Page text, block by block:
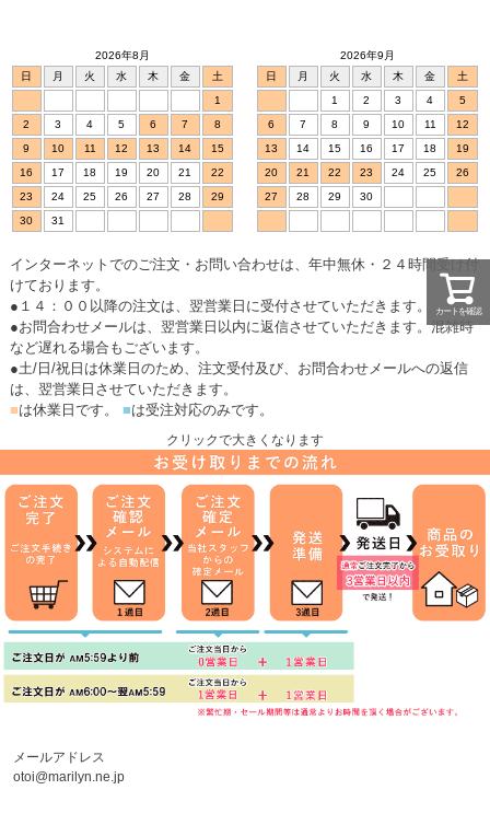
カートを確認
2026年8月
日
月 火 水 木 金
土
1
2
3 4 5 6 7
8
9
10 11 12 13 14
15
16
17 18 19 20 21
22
23
24 25 26 27 28
29
30
31
2026年9月
日
月 火 水 木 金
土
1
2 3 4
5
6
7 8 9 10 11
12
13
14 15 16 17 18
19
20
21 22 23 24 25
26
27
28 29 30
インターネットでのご注文・お問い合わせは、年中無休・２４時間受け付
けております。
●１４：００以降の注文は、翌営業日に受付させていただきます。
●お問合わせメールは、翌営業日以内に返信させていただきます。混雑時
など遅れる場合もございます。
●土/日/祝日は休業日のため、注文受付及び、お問合わせメールへの返信
は、翌営業日させていただきます。
■は休業日です。 ■は受注対応のみです。
クリックで大きくなります
メールアドレス
otoi@marilyn.ne.jp